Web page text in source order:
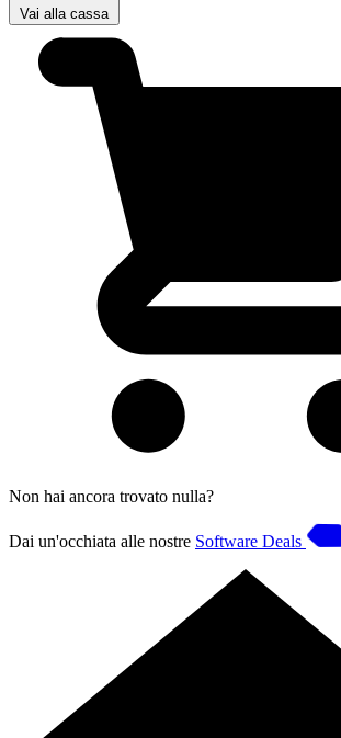
Vai alla cassa
Non hai ancora trovato nulla?
Dai un'occhiata alle nostre Software Deals